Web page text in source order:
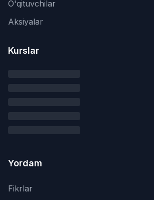
O'qituvchilar
Aksiyalar
Kurslar
Yordam
Fikrlar